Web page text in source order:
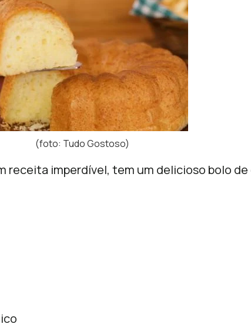
(foto: Tudo Gostoso)
receita imperdível, tem um delicioso bolo